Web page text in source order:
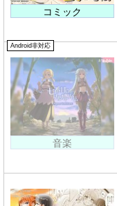
コミック
Android非対応
音楽